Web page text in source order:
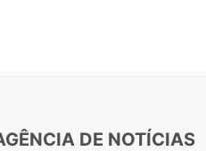
DE NOTÍCIAS